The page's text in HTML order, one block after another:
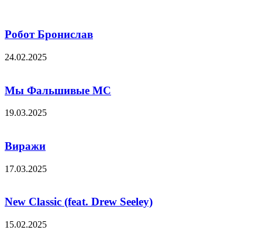
Робот Бронислав
24.02.2025
Мы Фальшивые МС
19.03.2025
Виражи
17.03.2025
New Classic (feat. Drew Seeley)
15.02.2025